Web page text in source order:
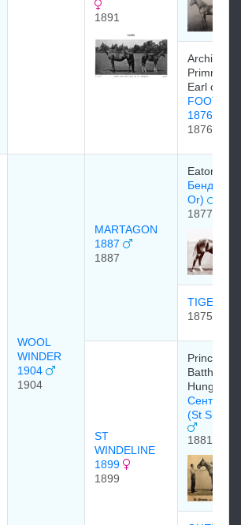
1891
Archibald
Primrose,
Earl of
1876
1876
WOOL
WINDER
1904
1904
MARTAGON
1887
1887
Eaton
Бенд Ор
Or)
1877
TIGER
1875
ST
WINDELINE
1899
1899
Prince
Batthyany
Hungary
Сент
(St
1881